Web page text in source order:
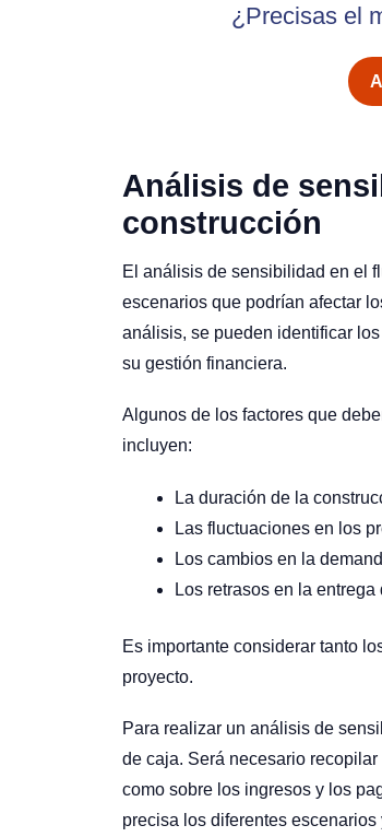
¿Precisas el
Análisis de
construcción
El análisis de sensibilidad en el
escenarios que podrían afectar
análisis, se pueden identificar
su gestión financiera.
Algunos de los factores que
incluyen:
La duración de la
Las fluctuaciones en los
Los cambios en la
Los retrasos en la
Es importante considerar tanto
proyecto.
Para realizar un análisis de
de caja. Será necesario
como sobre los ingresos y los
precisa los diferentes